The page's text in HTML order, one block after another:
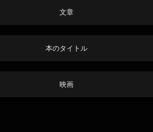
文章
本のタイトル
映画